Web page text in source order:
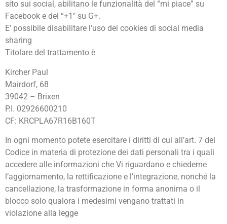
sito sui social, abilitano le funzionalità del “mi piace” su
Facebook e del “+1″ su G+.
E’ possibile disabilitare l’uso dei cookies di social media
sharing
Titolare del trattamento è
Kircher Paul
Mairdorf, 68
39042 – Brixen
P.I. 02926600210
CF: KRCPLA67R16B160T
In ogni momento potete esercitare i diritti di cui all’art. 7 del
Codice in materia di protezione dei dati personali tra i quali
accedere alle informazioni che Vi riguardano e chiederne
l’aggiornamento, la rettificazione e l’integrazione, nonché la
cancellazione, la trasformazione in forma anonima o il
blocco solo qualora i medesimi vengano trattati in
violazione alla legge